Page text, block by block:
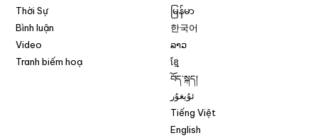
Thời Sự
Bình luận
Video
Tranh biếm hoạ
မြန်မာ
한국어
ລາວ
ខ្មែ
བོད་སྐད།
ئۇيغۇر
Tiếng Việt
English